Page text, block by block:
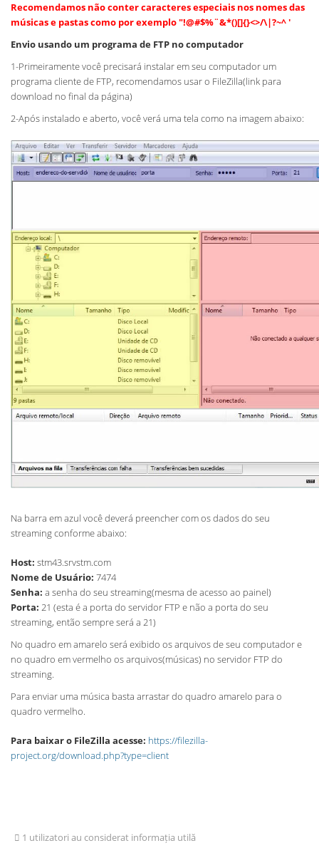
Recomendamos não conter caracteres especiais nos nomes das
músicas e pastas como por exemplo "!@#$%¨&*()[]{}<>/\|?~^ '
Envio usando um programa de FTP no computador
1-Primeiramente você precisará instalar em seu computador um
programa cliente de FTP, recomendamos usar o FileZilla(link para
download no final da página)
2-Após instalado e aberto, você verá uma tela como na imagem abaixo:
Na barra em azul você deverá preencher com os dados do seu
streaming conforme abaixo:
Host: stm43.srvstm.com
Nome de Usuário: 7474
Senha: a senha do seu streaming(mesma de acesso ao painel)
Porta: 21 (esta é a porta do servidor FTP e não a porta do seu
streaming, então sempre será a 21)
No quadro em amarelo será exibido os arquivos de seu computador e
no quadro em vermelho os arquivos(músicas) no servidor FTP do
streaming.
Para enviar uma música basta arrastar do quadro amarelo para o
quadro vermelho.
Para baixar o FileZilla acesse: https://filezilla-
project.org/download.php?type=client
1 utilizatori au considerat informația utilă